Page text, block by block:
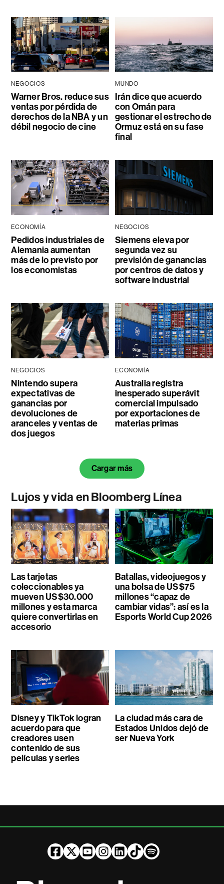
NEGOCIOS
Warner Bros. reduce sus
ventas por pérdida de
derechos de la NBA y un
débil negocio de cine
MUNDO
Irán dice que acuerdo
con Omán para
gestionar el estrecho de
Ormuz está en su fase
final
ECONOMÍA
Pedidos industriales de
Alemania aumentan
más de lo previsto por
los economistas
NEGOCIOS
Siemens eleva por
segunda vez su
previsión de ganancias
por centros de datos y
software industrial
NEGOCIOS
Nintendo supera
expectativas de
ganancias por
devoluciones de
aranceles y ventas de
dos juegos
ECONOMÍA
Australia registra
inesperado superávit
comercial impulsado
por exportaciones de
materias primas
Cargar más
Lujos y vida en Bloomberg Línea
Las tarjetas
coleccionables ya
mueven US$30.000
millones y esta marca
quiere convertirlas en
accesorio
Batallas, videojuegos y
una bolsa de US$75
millones “capaz de
cambiar vidas”: así es la
Esports World Cup 2026
Disney y TikTok logran
acuerdo para que
creadores usen
contenido de sus
películas y series
La ciudad más cara de
Estados Unidos dejó de
ser Nueva York